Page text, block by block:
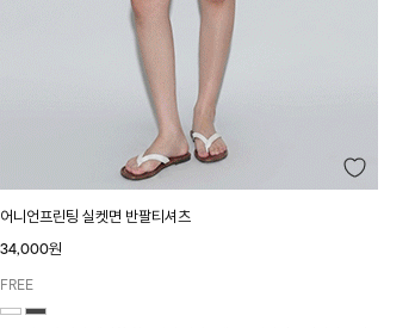
어니언프린팅 실켓면 반팔티셔츠
34,000원
FREE